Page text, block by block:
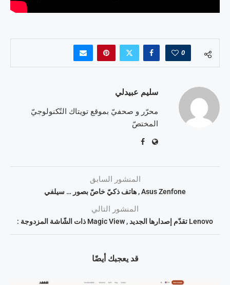
0
سليم عبيدلي
محرّر و صحفيّ بموقع تويتاك التّكنولوجيّ
المختصّ
المنشور السابق
Asus Zenfone , هاتف ذكيّ خاصّ بصور … سيلفي
المنشور التالي
Lenovo تقدّم إصدارها الجديد , Magic View ذات الشّاشة المزدوجة :
قد يعجبك أيضًا